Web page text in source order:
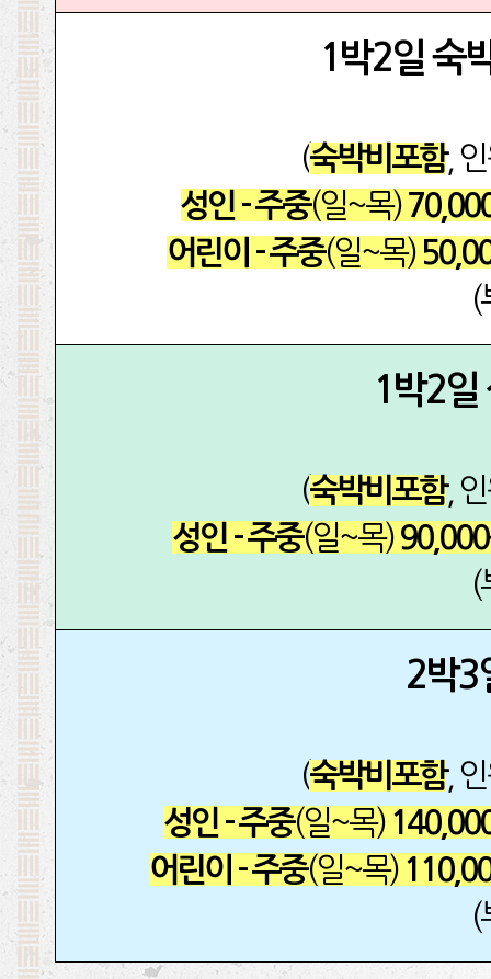
1박2일 숙
(숙박비포함,
성인 - 주중(일~목)
어린이 - 주중(일~목)
(
1박2일
(숙박비포함,
성인 - 주중(일~목)90,000
(
2박3
(숙박비포함,
성인 - 주중(일~목)
어린이 - 주중(일~목)
(